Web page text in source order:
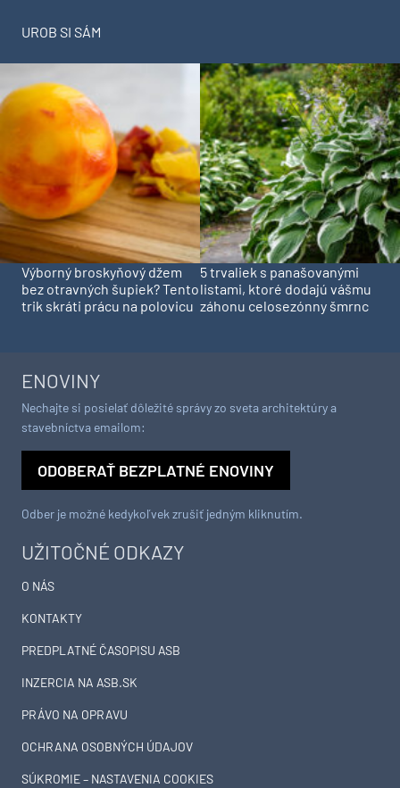
UROB SI SÁM
Výborný broskyňový džem
bez otravných šupiek? Tento
trik skráti prácu na polovicu
5 trvaliek s panašovanými
listami, ktoré dodajú vášmu
záhonu celosezónny šmrnc
UŽITOČNÉ ODKAZY
O NÁS
KONTAKTY
PREDPLATNÉ ČASOPISU ASB
INZERCIA NA ASB.SK
PRÁVO NA OPRAVU
OCHRANA OSOBNÝCH ÚDAJOV
SÚKROMIE – NASTAVENIA COOKIES
ENOVINY
Nechajte si posielať dôležité správy zo sveta architektúry a
stavebníctva emailom:
ODOBERAŤ BEZPLATNÉ ENOVINY
Odber je možné kedykoľvek zrušiť jedným kliknutím.